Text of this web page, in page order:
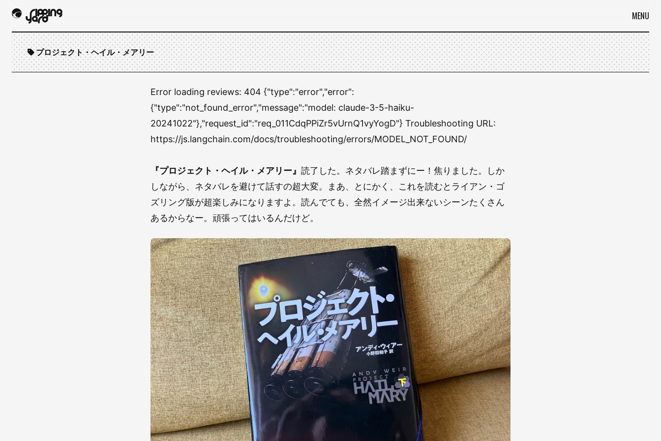
MENU
プロジェクト・ヘイル・メアリー
Error loading reviews: 404 {"type":"error","error":
{"type":"not_found_error","message":"model: claude-3-5-haiku-
20241022"},"request_id":"req_011CdqPPiZr5vUrnQ1vyYogD"} Troubleshooting URL:
https://js.langchain.com/docs/troubleshooting/errors/MODEL_NOT_FOUND/
『プロジェクト・ヘイル・メアリー』 読了した。ネタバレ踏まずにー！焦りました。しか
しながら、ネタバレを避けて話すの超大変。まあ、とにかく、これを読むとライアン・ゴ
ズリング版が超楽しみになりますよ。読んでても、全然イメージ出来ないシーンたくさん
あるからなー。頑張ってはいるんだけど。